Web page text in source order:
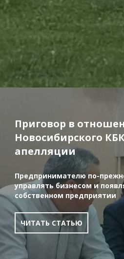
Приговор в
Новосибирского
апелляции
Предпринимателю по-
управлять бизнесом и
собственном предприятии
ЧИТАТЬ СТАТЬЮ